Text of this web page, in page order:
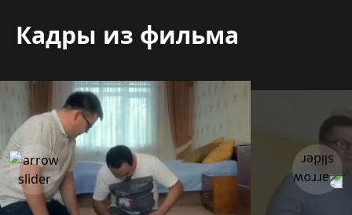
Кадры из фильма